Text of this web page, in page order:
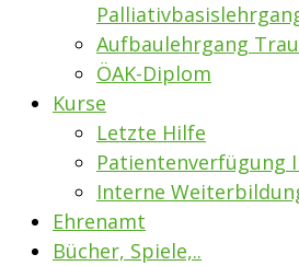
Aufbaulehrgang
ÖAK-Diplom
Kurse
Letzte Hilfe
Patientenverfügung
Interne
Ehrenamt
Bücher, Spiele,..